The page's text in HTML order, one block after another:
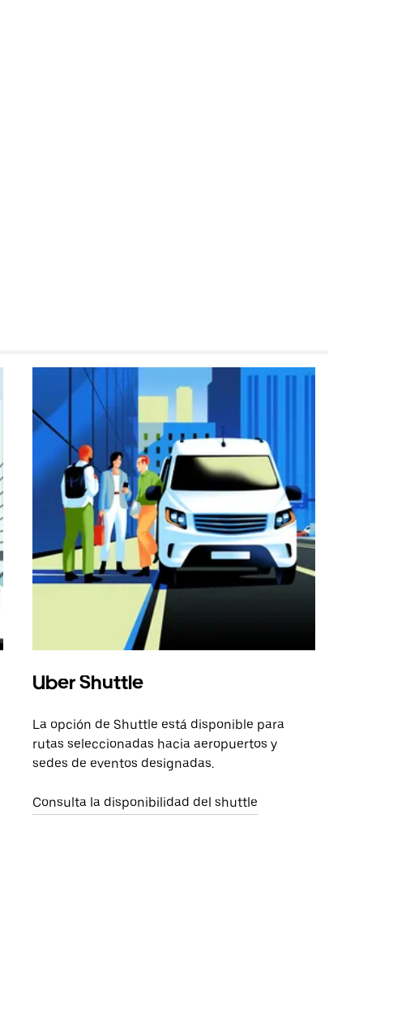
Uber Shuttle
La opción de Shuttle está disponible para
rutas seleccionadas hacia aeropuertos y
sedes de eventos designadas.
Consulta la disponibilidad del shuttle